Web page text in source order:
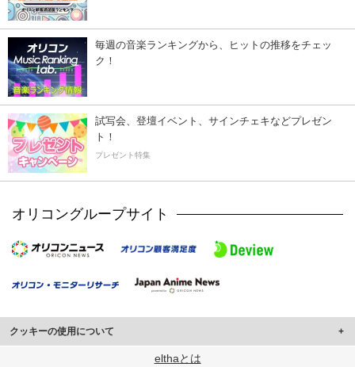
毎週の音楽ランキングから、ヒットの推移をチェッ
ク！
試写会、登壇イベント、サインチェキなどプレゼン
ト！
プレゼント特集
オリコングループサイト
クッキーの使用について
このサイトでは Cookie を使用して、ユーザーに合わせたコンテンツや広告の
elthaとは